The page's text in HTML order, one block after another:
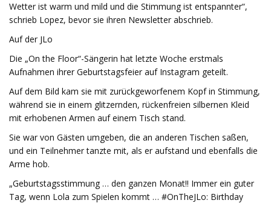
Wetter ist warm und mild und die Stimmung ist entspannter“,
schrieb Lopez, bevor sie ihren Newsletter abschrieb.
Auf der JLo
Die „On the Floor“-Sängerin hat letzte Woche erstmals
Aufnahmen ihrer Geburtstagsfeier auf Instagram geteilt.
Auf dem Bild kam sie mit zurückgeworfenem Kopf in Stimmung,
während sie in einem glitzernden, rückenfreien silbernen Kleid
mit erhobenen Armen auf einem Tisch stand.
Sie war von Gästen umgeben, die an anderen Tischen saßen,
und ein Teilnehmer tanzte mit, als er aufstand und ebenfalls die
Arme hob.
„Geburtstagsstimmung … den ganzen Monat!! Immer ein guter
Tag, wenn Lola zum Spielen kommt … #OnTheJLo: Birthday